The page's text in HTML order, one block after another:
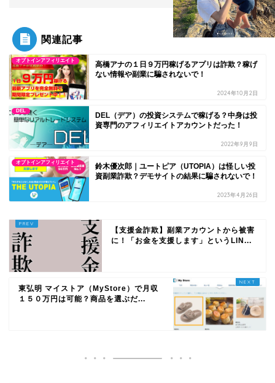
関連記事
オプトインアフィリエイト
高橋アナの１日９万円稼げるアプリは詐欺？稼げ
ない情報や副業に騙されないで！
2024年10月2日
DEL
DEL（デア）の投資システムで稼げる？中身は投
資専門のアフィリエイトアカウントだった！
2022年9月9日
オプトインアフィリエイト
鈴木優次郎｜ユートピア（UTOPIA）は怪しい投
資副業詐欺？デモサイトの結果に騙されないで！
2023年4月26日
【支援金詐欺】副業アカウントから被害
に！「お金を支援します」というLIN...
東弘明 マイストア（MyStore）で月収
１５０万円は可能？商品を選ぶだ...